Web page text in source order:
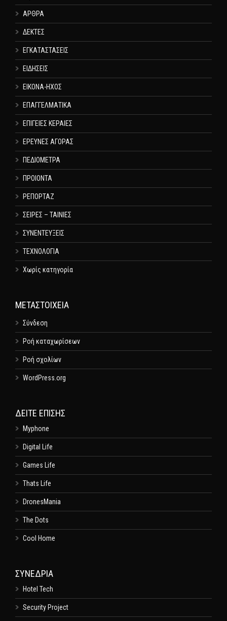
ΑΡΘΡΑ
ΔΕΚΤΕΣ
ΕΓΚΑΤΑΣΤΑΣΕΙΣ
ΕΙΔΗΣΕΙΣ
ΕΙΚΟΝΑ-ΗΧΟΣ
ΕΠΑΓΓΕΛΜΑΤΙΚΑ
ΕΠΙΓΕΙΕΣ ΚΕΡΑΙΕΣ
ΕΡΕΥΝΕΣ ΑΓΟΡΑΣ
ΠΕΔΙΟΜΕΤΡΑ
ΠΡΟΙΟΝΤΑ
ΡΕΠΟΡΤΑΖ
ΣΕΙΡΕΣ – ΤΑΙΝΙΕΣ
ΣΥΝΕΝΤΕΥΞΕΙΣ
ΤΕΧΝΟΛΟΓΙΑ
Χωρίς κατηγορία
ΜΕΤΑΣΤΟΙΧΕΊΑ
Σύνδεση
Ροή καταχωρίσεων
Ροή σχολίων
WordPress.org
ΔΕΊΤΕ ΕΠΊΣΗΣ
Myphone
Digital Life
Games Life
Thats Life
DronesMania
The Dots
Cool Home
ΣΥΝΕΔΡΙΑ
Hotel Tech
Security Project